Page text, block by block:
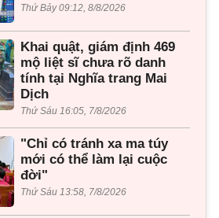
Thứ Bảy 09:12, 8/8/2026
Khai quật, giám định 469
mộ liệt sĩ chưa rõ danh
tính tại Nghĩa trang Mai
Dịch
Thứ Sáu 16:05, 7/8/2026
"Chỉ có tránh xa ma túy
mới có thể làm lại cuộc
đời"
Thứ Sáu 13:58, 7/8/2026